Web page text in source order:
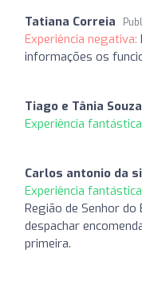
Tatiana Correia
Experiência negativa:
informações os
Tiago e Tânia Souza
Experiência
Carlos antonio da
Experiência
Região de Senhor
despachar
primeira.